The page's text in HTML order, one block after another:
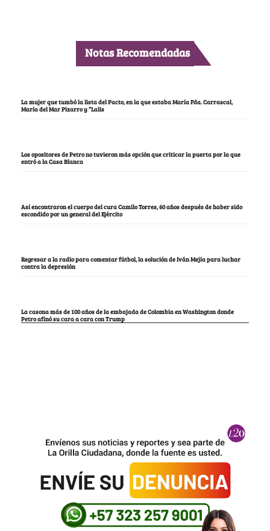
Notas Recomendadas
La mujer que tumbó la lista del Pacto, en la que estaba María Fda. Carrascal,
María del Mar Pizarro y “Lalis
Los opositores de Petro no tuvieron más opción que criticar la puerta por la que
entró a la Casa Blanca
Así encontraron el cuerpo del cura Camilo Torres, 60 años después de haber sido
escondido por un general del Ejército
Regresar a la radio para comentar fútbol, la solución de Iván Mejía para luchar
contra la depresión
La casona más de 100 años de la embajada de Colombia en Washington donde
Petro afinó su cara a cara con Trump